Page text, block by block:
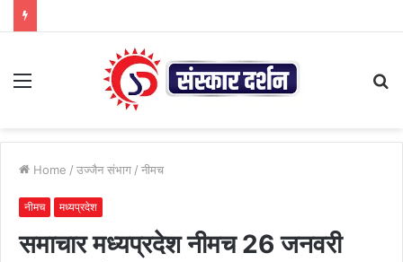
Menu
Home / उज्जैन संभाग / नीमच
नीमच मध्यप्रदेश
समाचार मध्यप्रदेश नीमच 26 जनवरी